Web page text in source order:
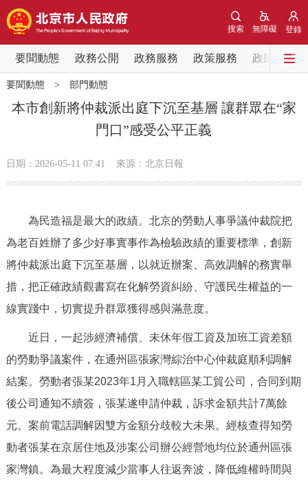
登錄
無障礙
搜索
要聞動態 政務公開 政務服務 政策服務 政民互動
要聞動態
黨中央精神
會議資訊
市領導 機構職能 政策服務
政策兌現 政策解讀 回應關切
政務服務
仲介服務 陽光政務
要聞動態> 部門動態
本市創新將仲裁派出庭下沉至基層 讓群眾在“家
門口”感受公平正義
日期：2026-05-11 07:41 來源：北京日報
為民造福是最大的政績。北京的勞動人事爭議仲裁院把
為老百姓辦了多少好事實事作為檢驗政績的重要標準，創新
將仲裁派出庭下沉至基層，以就近辦案、高效調解的務實舉
措，把正確政績觀書寫在化解勞資糾紛、守護民生權益的一
線實踐中，切實提升群眾獲得感與滿意度。
近日，一起涉經濟補償、未休年假工資及加班工資差額
的勞動爭議案件，在通州區張家灣綜治中心仲裁庭順利調解
結案。勞動者張某2023年1月入職轄區某工貿公司，合同到期
後公司通知不續簽，張某遂申請仲裁，訴求金額共計7萬餘
元。案前電話調解因雙方金額分歧較大未果。經核查得知勞
動者張某在京居住地及涉案公司辦公經營地均位於通州區張
家灣鎮。為最大程度減少當事人往返奔波，降低維權時間與